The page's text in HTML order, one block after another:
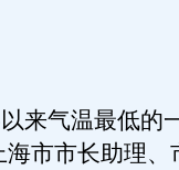
气温最低的
市市长助理、